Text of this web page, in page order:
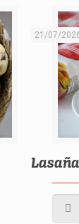
21/07/